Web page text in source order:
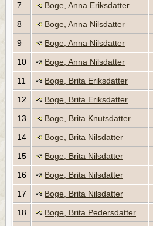
7
Boge, Anna Eriksdatter
8
Boge, Anna Nilsdatter
9
Boge, Anna Nilsdatter
10
Boge, Anna Nilsdatter
11
Boge, Brita Eriksdatter
12
Boge, Brita Eriksdatter
13
Boge, Brita Knutsdatter
14
Boge, Brita Nilsdatter
15
Boge, Brita Nilsdatter
16
Boge, Brita Nilsdatter
17
Boge, Brita Nilsdatter
18
Boge, Brita Pedersdatter